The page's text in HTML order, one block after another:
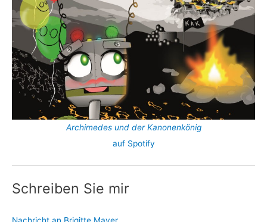
Archimedes und der Kanonenkönig
auf Spotify
Schreiben Sie mir